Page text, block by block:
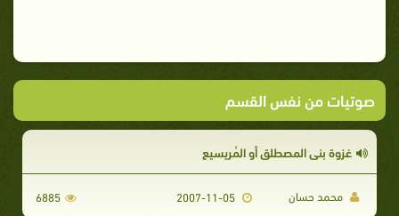
صوتيات من نفس القسم
غزوة بنى المصطلق أو المُريسيع
محمد حسان 6885